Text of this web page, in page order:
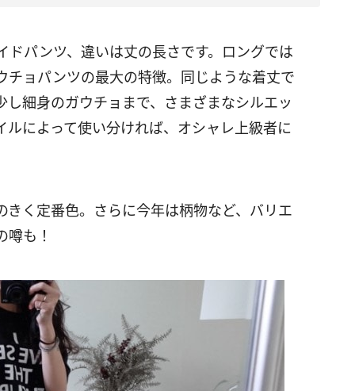
パンツ、違いは丈の長さです。ロングでは
ョパンツの最大の特徴。同じような着丈で
細身のガウチョまで、さまざまなシルエッ
によって使い分ければ、オシャレ上級者に
く定番色。さらに今年は柄物など、バリエ
も！